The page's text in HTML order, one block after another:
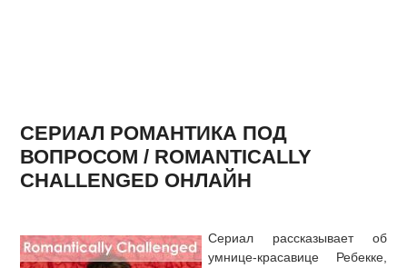
СЕРИАЛ РОМАНТИКА ПОД
ВОПРОСОМ / ROMANTICALLY
CHALLENGED ОНЛАЙН
Сериал рассказывает об
умнице-красавице Ребекке,